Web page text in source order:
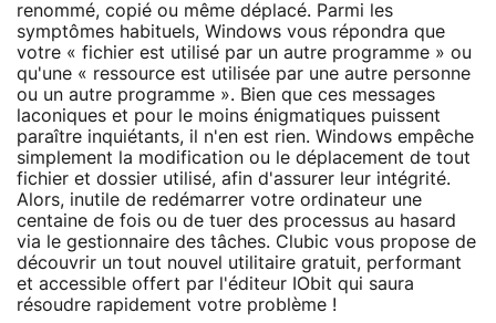
renommé, copié ou même déplacé. Parmi les
symptômes habituels, Windows vous répondra que
votre « fichier est utilisé par un autre programme » ou
qu'une « ressource est utilisée par une autre personne
ou un autre programme ». Bien que ces messages
laconiques et pour le moins énigmatiques puissent
paraître inquiétants, il n'en est rien. Windows empêche
simplement la modification ou le déplacement de tout
fichier et dossier utilisé, afin d'assurer leur intégrité.
Alors, inutile de redémarrer votre ordinateur une
centaine de fois ou de tuer des processus au hasard
via le gestionnaire des tâches. Clubic vous propose de
découvrir un tout nouvel utilitaire gratuit, performant
et accessible offert par l'éditeur IObit qui saura
résoudre rapidement votre problème !